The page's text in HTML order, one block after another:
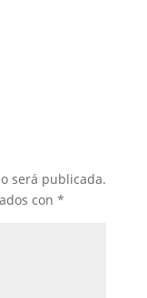
será publicada.
con *